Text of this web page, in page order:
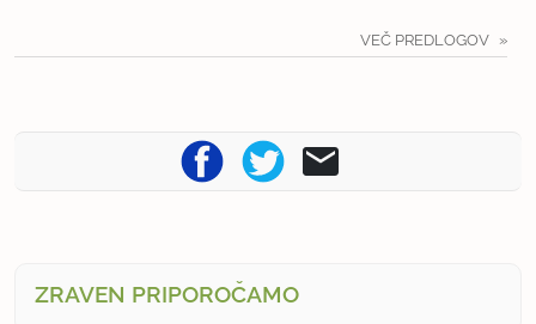
VEČ PREDLOGOV
ZRAVEN PRIPOROČAMO